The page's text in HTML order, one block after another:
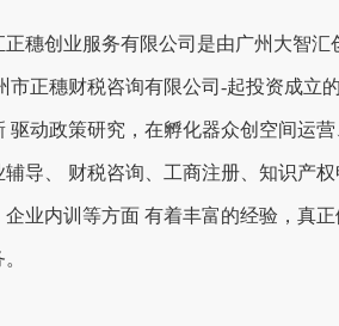
正穗创业服务有限公司是由广州大智汇
市正穗财税咨询有限公司-起投资成立
驱动政策研究，在孵化器众创空间运
辅导、 财税咨询、工商注册、知识产
企业内训等方面 有着丰富的经验，真